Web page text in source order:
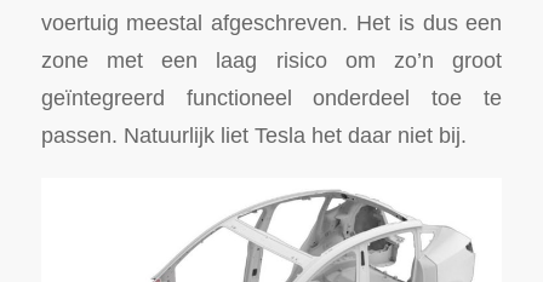
voertuig meestal afgeschreven. Het is dus een
zone met een laag risico om zo’n groot
geïntegreerd functioneel onderdeel toe te
passen. Natuurlijk liet Tesla het daar niet bij.